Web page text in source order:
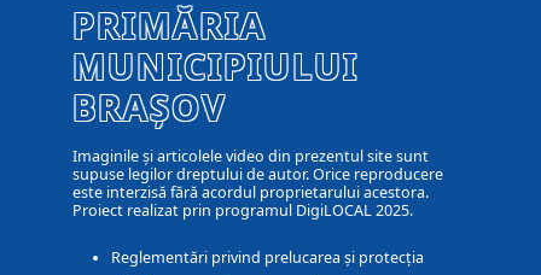
PRIMĂRIA
MUNICIPIULUI
BRAȘOV
Imaginile și articolele video din prezentul site sunt
supuse legilor dreptului de autor. Orice reproducere
este interzisă fără acordul proprietarului acestora.
Proiect realizat prin programul DigiLOCAL 2025.
Reglementări privind prelucarea și protecția